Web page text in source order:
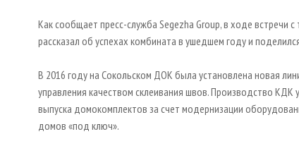
Как сообщает пресс-служба Segezha Group, в ходе встречи
рассказал об успехах комбината в ушедшем году и
В 2016 году на Сокольском ДОК была установлена новая
управления качеством склеивания швов. Производство КДК
выпуска домокомплектов за счет модернизации
домов «под ключ».